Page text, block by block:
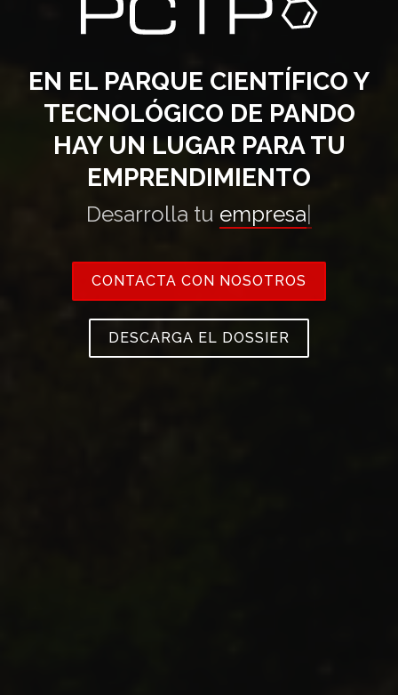
EN EL PARQUE CIENTÍFICO Y
TECNOLÓGICO DE PANDO
HAY UN LUGAR PARA TU
EMPRENDIMIENTO
Desarrolla tu empresa
CONTACTA CON NOSOTROS
DESCARGA EL DOSSIER